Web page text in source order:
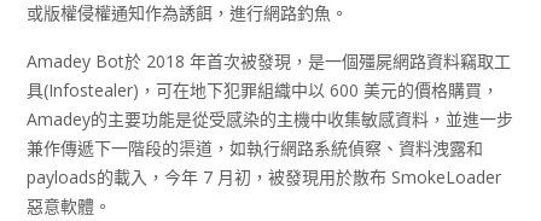
或版權侵權通知作為誘餌，進行網路釣魚。
Amadey Bot於 2018 年首次被發現，是一個殭屍網路資料竊取工
具(Infostealer)，可在地下犯罪組織中以 600 美元的價格購買，
Amadey的主要功能是從受感染的主機中收集敏感資料，並進一步
兼作傳遞下一階段的渠道，如執行網路系統偵察、資料洩露和
payloads的載入，今年 7 月初，被發現用於散布 SmokeLoader
惡意軟體。